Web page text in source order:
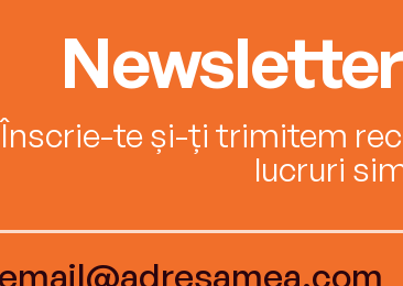
Înscrie-te și-ți trimitem
lucruri